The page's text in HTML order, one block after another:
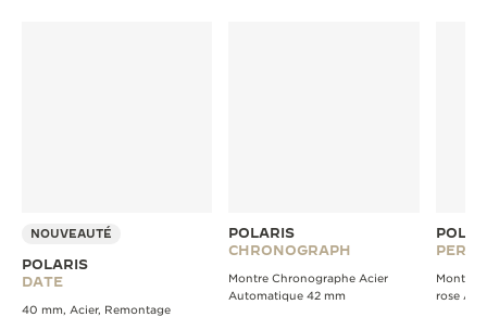
NOUVEAUTÉ
POLARIS
DATE
40 mm, Acier, Remontage
POLARIS
CHRONOGRAPH
Montre Chronographe Acier
Automatique 42 mm
Montre
rose